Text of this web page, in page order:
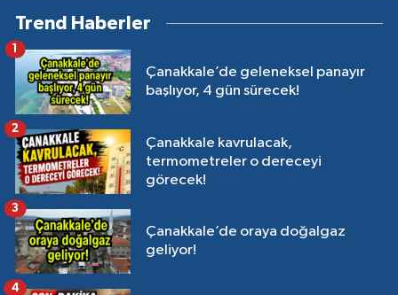
Trend Haberler
Çanakkale’de geleneksel panayır
başlıyor, 4 gün sürecek!
1
Çanakkale kavrulacak,
termometreler o dereceyi
görecek!
2
Çanakkale’de oraya doğalgaz
geliyor!
3
4